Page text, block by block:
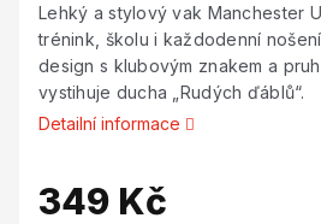
Lehký a stylový vak Manchester
trénink, školu i každodenní
design s klubovým znakem a
vystihuje ducha „Rudých ďáblů“.
Detailní informace
349 Kč